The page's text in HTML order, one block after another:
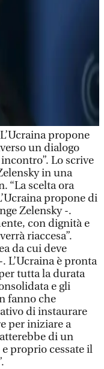
propone
un dialogo
Lo scrive
in una
“La scelta ora
propone di
Zelensky -.
con dignità e
riaccesa”.
da cui deve
L’Ucraina è pronta
tutta la durata
e gli
fanno che
di instaurare
per iniziare a
di un
proprio cessate il